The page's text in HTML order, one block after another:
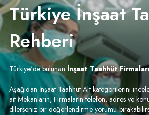
Türkiye İnşaat
Rehberi
Türkiye'de bulunan İnşaat Taahhüt
Aşağıdan İnşaat Taahhüt Alt kategorilerini
ait Mekanların, Firmaların telefon, adres ve
dilerseniz bir değerlendirme yorumu